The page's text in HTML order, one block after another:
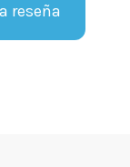
reseña